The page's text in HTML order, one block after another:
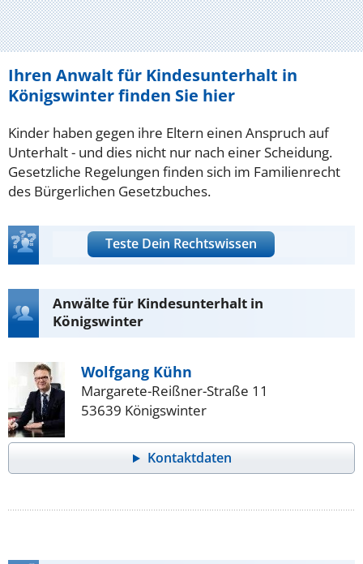
Ihren Anwalt für Kindesunterhalt in
Königswinter finden Sie hier
Kinder haben gegen ihre Eltern einen Anspruch auf
Unterhalt - und dies nicht nur nach einer Scheidung.
Gesetzliche Regelungen finden sich im Familienrecht
des Bürgerlichen Gesetzbuches.
Teste Dein Rechtswissen
Anwälte für Kindesunterhalt in
Königswinter
Wolfgang Kühn
Margarete-Reißner-Straße 11
53639 Königswinter
Kontaktdaten